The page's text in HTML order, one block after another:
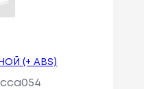
(+ ABS)